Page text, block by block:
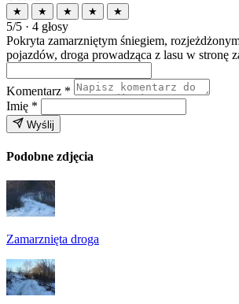
★ ★ ★ ★ ★
5/5 · 4 głosy
Pokryta zamarzniętym śniegiem,
pojazdów, droga prowadząca z lasu w stronę
Komentarz *
Imię *
Wyślij
Podobne zdjęcia
Zamarznięta droga